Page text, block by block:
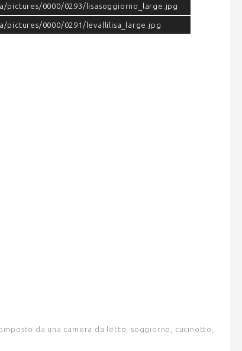
0000/0293/lisasoggiorno_large.jpg
0000/0291/levallilisa_large.jpg
da una camera da letto, soggiorno, cucinotto,